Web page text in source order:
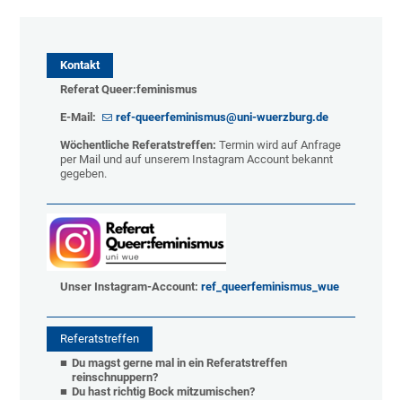
Kontakt
Referat Queer:feminismus
E-Mail: ref-queerfeminismus@uni-wuerzburg.de
Wöchentliche Referatstreffen: Termin wird auf Anfrage
per Mail und auf unserem Instagram Account bekannt
gegeben.
Unser Instagram-Account: ref_queerfeminismus_wue
Referatstreffen
Du magst gerne mal in ein Referatstreffen
reinschnuppern?
Du hast richtig Bock mitzumischen?